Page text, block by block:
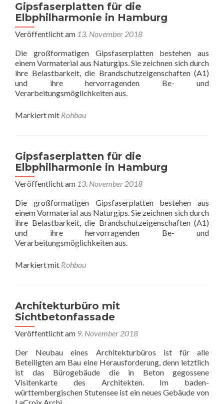
Gipsfaserplatten für die
Elbphilharmonie in Hamburg
Veröffentlicht am 13. November 2018
Die großformatigen Gipsfaserplatten bestehen aus
einem Vormaterial aus Naturgips. Sie zeichnen sich durch
ihre Belastbarkeit, die Brandschutzeigenschaften (A1)
und ihre hervorragenden Be- und
Verarbeitungsmöglichkeiten aus.
Markiert mit Rohbau
Gipsfaserplatten für die
Elbphilharmonie in Hamburg
Veröffentlicht am 13. November 2018
Die großformatigen Gipsfaserplatten bestehen aus
einem Vormaterial aus Naturgips. Sie zeichnen sich durch
ihre Belastbarkeit, die Brandschutzeigenschaften (A1)
und ihre hervorragenden Be- und
Verarbeitungsmöglichkeiten aus.
Markiert mit Rohbau
Architekturbüro mit
Sichtbetonfassade
Veröffentlicht am 9. November 2018
Der Neubau eines Architekturbüros ist für alle
Beteiligten am Bau eine Herausforderung, denn letztlich
ist das Bürogebäude die in Beton gegossene
Visitenkarte des Architekten. Im baden-
württembergischen Stutensee ist ein neues Gebäude von